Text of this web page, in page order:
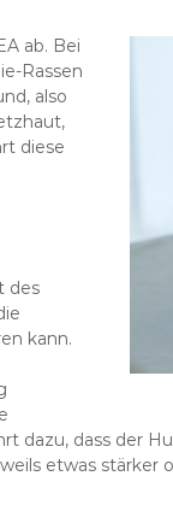
ab. Bei
Rassen
also
diese
des
kann.
dazu, dass der
etwas stärker